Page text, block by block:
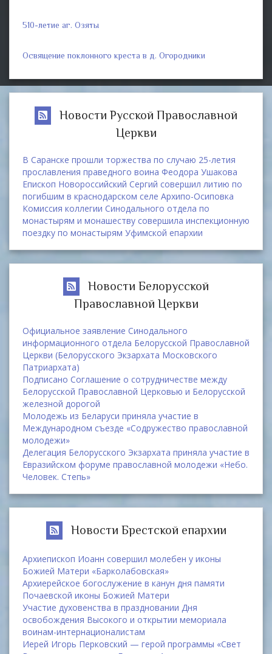
510-летие аг. Озяты
Освящение поклонного креста в д. Огородники
Новости Русской Православной
Церкви
В Саранске прошли торжества по случаю 25-летия
прославления праведного воина Феодора Ушакова
Епископ Новороссийский Сергий совершил литию по
погибшим в краснодарском селе Архипо-Осиповка
Комиссия коллегии Синодального отдела по
монастырям и монашеству совершила инспекционную
поездку по монастырям Уфимской епархии
Новости Белорусской
Православной Церкви
Официальное заявление Синодального
информационного отдела Белорусской Православной
Церкви (Белорусского Экзархата Московского
Патриархата)
Подписано Соглашение о сотрудничестве между
Белорусской Православной Церковью и Белорусской
железной дорогой
Молодежь из Беларуси приняла участие в
Международном съезде «Содружество православной
молодежи»
Делегация Белорусского Экзархата приняла участие в
Евразийском форуме православной молодежи «Небо.
Человек. Степь»
Новости Брестской епархии
Архиепископ Иоанн совершил молебен у иконы
Божией Матери «Барколабовская»
Архиерейское богослужение в канун дня памяти
Почаевской иконы Божией Матери
Участие духовенства в праздновании Дня
освобождения Высокого и открытии мемориала
воинам-интернационалистам
Иерей Игорь Перковский — герой программы «Свет